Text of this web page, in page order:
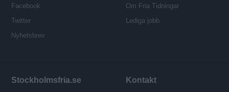
Facebook
Twitter
Nyhetsbrev
Om Fria Tidningar
Lediga jobb
Stockholmsfria.se Kontakt